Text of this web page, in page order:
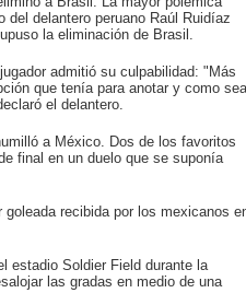
del delantero peruano Raúl Ruidíaz
la eliminación de Brasil.
admitió su culpabilidad: "Más
que tenía para anotar y como sea
el delantero.
a México. Dos de los favoritos
final en un duelo que se suponía
recibida por los mexicanos
estadio Soldier Field durante la
las gradas en medio de una